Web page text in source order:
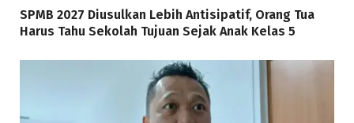
SPMB 2027 Diusulkan Lebih Antisipatif, Orang Tua
Harus Tahu Sekolah Tujuan Sejak Anak Kelas 5